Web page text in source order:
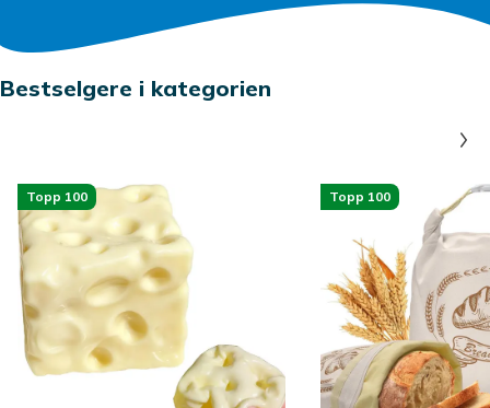
Bestselgere i kategorien
Topp 100 Topp 100